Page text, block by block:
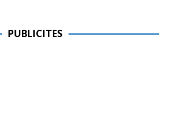
PUBLICITES